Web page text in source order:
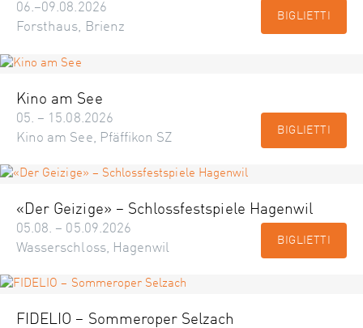
06.–09.08.2026
Forsthaus, Brienz
BIGLIETTI
Kino am See
05. – 15.08.2026
Kino am See, Pfäffikon SZ
BIGLIETTI
«Der Geizige» – Schlossfestspiele Hagenwil
05.08. – 05.09.2026
Wasserschloss, Hagenwil
BIGLIETTI
FIDELIO – Sommeroper Selzach